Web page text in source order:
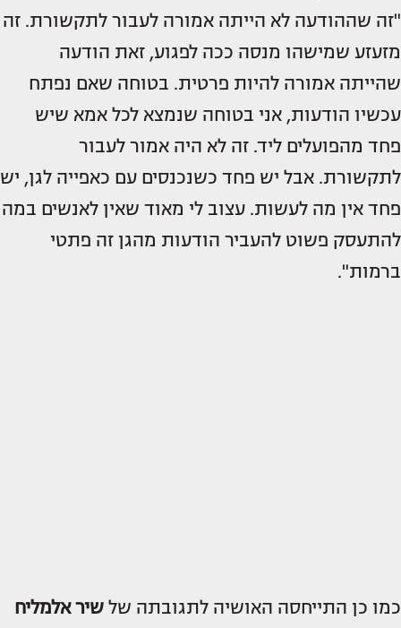
"זה שההודעה לא הייתה אמורה לעבור לתקשורת. זה
מזעזע שמישהו מנסה ככה לפגוע, זאת הודעה
שהייתה אמורה להיות פרטית. בטוחה שאם נפתח
עכשיו הודעות, אני בטוחה שנמצא לכל אמא שיש
פחד מהפועלים ליד. זה לא היה אמור לעבור
לתקשורת. אבל יש פחד כשנכנסים עם כאפייה לגן, יש
פחד אין מה לעשות. עצוב לי מאוד שאין לאנשים במה
להתעסק פשוט להעביר הודעות מהגן זה פתטי
ברמות".
כמו כן התייחסה האושיה לתגובתה של שיר אלמליח